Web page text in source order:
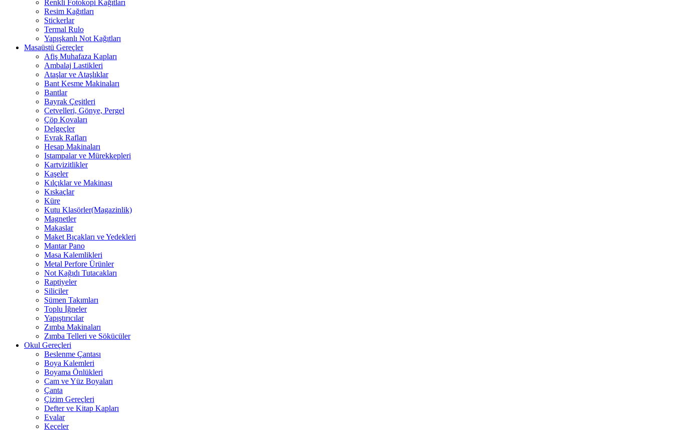
Renkli Fotokopi Kağıtları
Resim Kağıtları
Stickerlar
Termal Rulo
Yapışkanlı Not Kağıtları
Masaüstü Gereçler
Afiş Muhafaza Kapları
Ambalaj Lastikleri
Ataşlar ve Ataşlıklar
Bant Kesme Makinaları
Bantlar
Bayrak Çeşitleri
Cetvelleri, Gönye, Pergel
Çöp Kovaları
Delgeçler
Evrak Rafları
Hesap Makinaları
Istampalar ve Mürekkepleri
Kartvizitlikler
Kaşeler
Kılçıklar ve Makinası
Kıskaçlar
Küre
Kutu Klasörler(Magazinlik)
Magnetler
Makaslar
Maket Bıçakları ve Yedekleri
Mantar Pano
Masa Kalemlikleri
Metal Perfore Ürünler
Not Kağıdı Tutacakları
Raptiyeler
Siliciler
Sümen Takımları
Toplu İğneler
Yapıştırıcılar
Zımba Makinaları
Zımba Telleri ve Sökücüler
Okul Gereçleri
Beslenme Çantası
Boya Kalemleri
Boyama Önlükleri
Cam ve Yüz Boyaları
Çanta
Çizim Gereçleri
Defter ve Kitap Kapları
Evalar
Keçeler